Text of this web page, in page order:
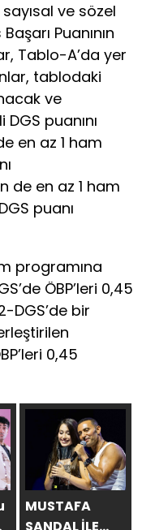
ve sözel
Puanının
Tablo-A’da yer
tablodaki
ve
puanını
en az 1 ham
de en az 1 ham
puanı
programına
ÖBP’leri 0,45
DGS’de bir
0,45
MUSTAFA